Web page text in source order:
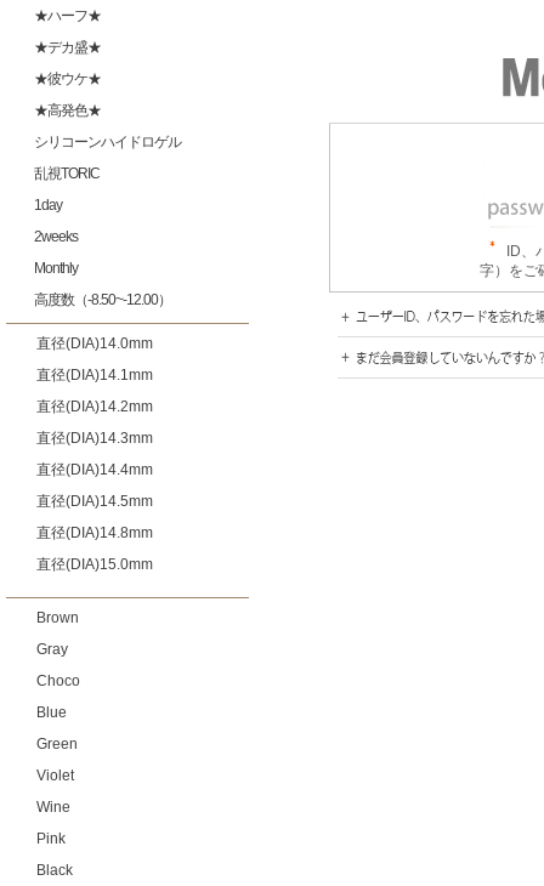
★ハーフ★
★デカ盛★
★彼ウケ★
★高発色★
シリコーンハイドロゲル
乱視TORIC
1day
2weeks
Monthly
高度数（-8.50~-12.00）
直径(DIA)14.0mm
直径(DIA)14.1mm
直径(DIA)14.2mm
直径(DIA)14.3mm
直径(DIA)14.4mm
直径(DIA)14.5mm
直径(DIA)14.8mm
直径(DIA)15.0mm
Brown
Gray
Choco
Blue
Green
Violet
Wine
Pink
Black
ID、
字）をご